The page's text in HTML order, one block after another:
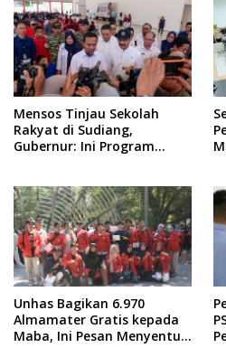
Mensos Tinjau Sekolah
Rakyat di Sudiang,
Gubernur: Ini Program
Unhas Bagikan 6.970
Almamater Gratis kepada
Maba, Ini Pesan Menyentuh